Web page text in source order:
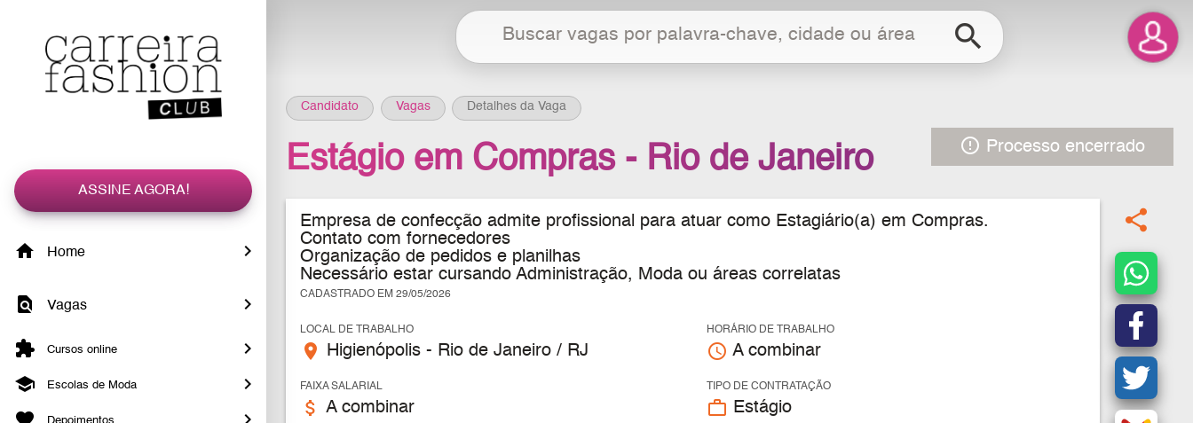
ASSINE AGORA!
Home
Vagas
Cursos online
Escolas de Moda
Depoimentos
search
Candidato Vagas Detalhes da Vaga
error_outline Processo encerrado
Estágio em Compras - Rio de Janeiro
Empresa de confecção admite profissional para atuar como Estagiário(a) em Compras.
Contato com fornecedores
Organização de pedidos e planilhas
Necessário estar cursando Administração, Moda ou áreas correlatas
CADASTRADO EM 29/05/2026
LOCAL DE TRABALHO
place Higienópolis - Rio de Janeiro / RJ
HORÁRIO DE TRABALHO
access_time A combinar
FAIXA SALARIAL
attach_money A combinar
TIPO DE CONTRATAÇÃO
work_outline Estágio
share